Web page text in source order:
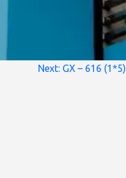
Next: GX – 616 (1*5)